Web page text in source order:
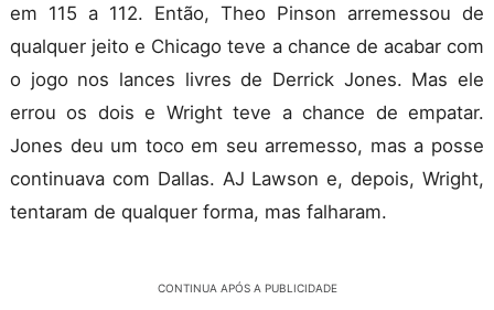
em 115 a 112. Então, Theo Pinson arremessou de
qualquer jeito e Chicago teve a chance de acabar com
o jogo nos lances livres de Derrick Jones. Mas ele
errou os dois e Wright teve a chance de empatar.
Jones deu um toco em seu arremesso, mas a posse
continuava com Dallas. AJ Lawson e, depois, Wright,
tentaram de qualquer forma, mas falharam.
CONTINUA APÓS A PUBLICIDADE